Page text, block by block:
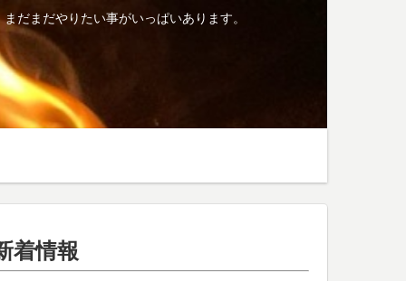
だまだやりたい事がいっぱいあります。
着情報